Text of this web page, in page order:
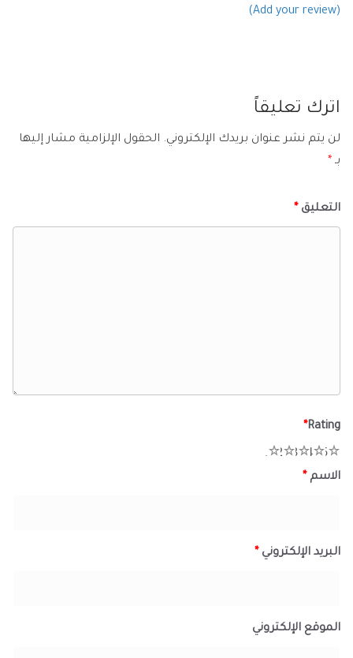
(Add your review)
اترك تعليقاً
لن يتم نشر عنوان بريدك الإلكتروني. الحقول الإلزامية مشار إليها
بـ *
التعليق *
Rating
*
5
4
3
2
الاسم *
البريد الإلكتروني *
الموقع الإلكتروني